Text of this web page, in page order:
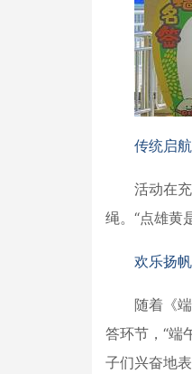
传统启
活动在
绳。“点雄黄
欢乐扬
随着《
答环节，“端
子们兴奋地